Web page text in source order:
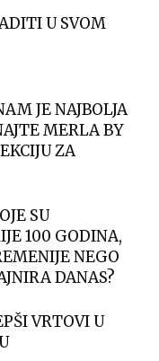
U SVOM
JE NAJBOLJA
MERLA BY
ZA
SU
100 GODINA,
NEGO
DANAS?
VRTOVI U